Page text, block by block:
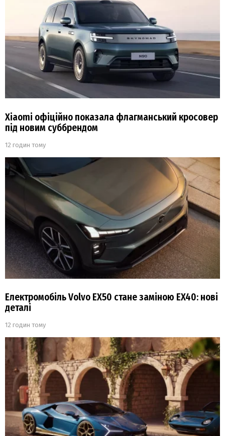
Xiaomi офіційно показала флагманський кросовер
під новим суббрендом
12 годин тому
Електромобіль Volvo EX50 стане заміною EX40: нові
деталі
12 годин тому